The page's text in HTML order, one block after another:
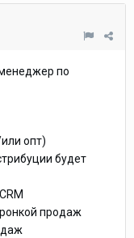
по
опт)
будет
продаж